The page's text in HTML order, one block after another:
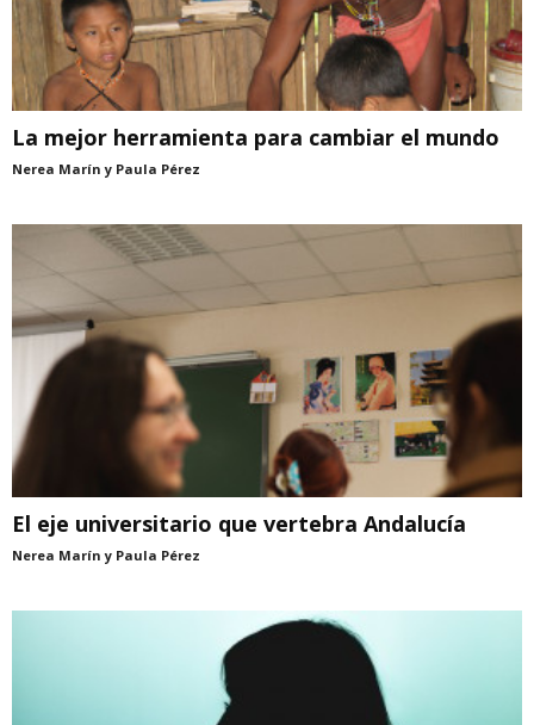
La mejor herramienta para cambiar el mundo
Nerea Marín y Paula Pérez
El eje universitario que vertebra Andalucía
Nerea Marín y Paula Pérez